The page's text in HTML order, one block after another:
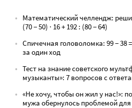
Математический челлендж:
(70 − 50) · 16 + 192 : (80 − 64)
Спичечная головоломка: 99 − 38
за один ход
Тест на знание советского
музыканты»: 7 вопросов с
«Не хочу, чтобы он жил у нас!»:
мужа обернулось проблемой для